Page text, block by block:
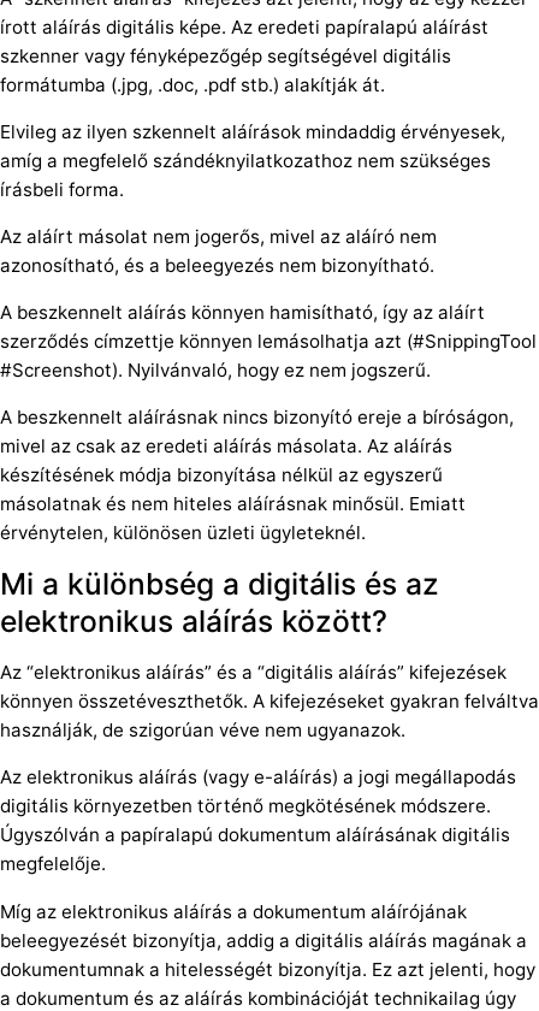
írott aláírás digitális képe. Az eredeti papíralapú aláírást
szkenner vagy fényképezőgép segítségével digitális
formátumba (.jpg, .doc, .pdf stb.) alakítják át.
Elvileg az ilyen szkennelt aláírások mindaddig érvényesek,
amíg a megfelelő szándéknyilatkozathoz nem szükséges
írásbeli forma.
Az aláírt másolat nem jogerős, mivel az aláíró nem
azonosítható, és a beleegyezés nem bizonyítható.
A beszkennelt aláírás könnyen hamisítható, így az aláírt
szerződés címzettje könnyen lemásolhatja azt (#SnippingTool
#Screenshot). Nyilvánvaló, hogy ez nem jogszerű.
A beszkennelt aláírásnak nincs bizonyító ereje a bíróságon,
mivel az csak az eredeti aláírás másolata. Az aláírás
készítésének módja bizonyítása nélkül az egyszerű
másolatnak és nem hiteles aláírásnak minősül. Emiatt
érvénytelen, különösen üzleti ügyleteknél.
Mi a különbség a digitális és az
elektronikus aláírás között?
Az “elektronikus aláírás” és a “digitális aláírás” kifejezések
könnyen összetéveszthetők. A kifejezéseket gyakran felváltva
használják, de szigorúan véve nem ugyanazok.
Az elektronikus aláírás (vagy e-aláírás) a jogi megállapodás
digitális környezetben történő megkötésének módszere.
Úgyszólván a papíralapú dokumentum aláírásának digitális
megfelelője.
Míg az elektronikus aláírás a dokumentum aláírójának
beleegyezését bizonyítja, addig a digitális aláírás magának a
dokumentumnak a hitelességét bizonyítja. Ez azt jelenti, hogy
a dokumentum és az aláírás kombinációját technikailag úgy